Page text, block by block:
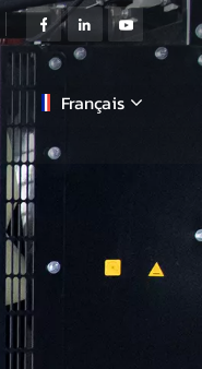
Français
English
français
italiano